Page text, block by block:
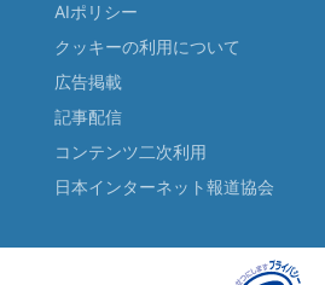
AIポリシー
クッキーの利用について
広告掲載
記事配信
コンテンツ二次利用
日本インターネット報道協会